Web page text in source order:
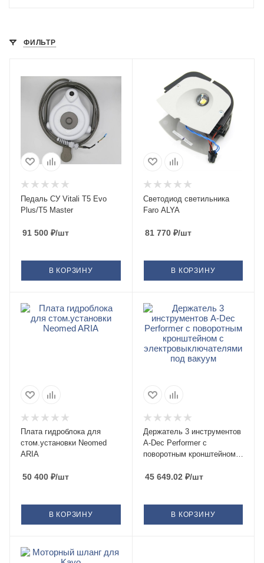
ФИЛЬТР
Педаль СУ Vitali T5 Evo
Plus/T5 Master
91 500 ₽/шт
В КОРЗИНУ
Светодиод светильника
Faro ALYA
81 770₽/шт
В КОРЗИНУ
Плата гидроблока для
стом.установки Neomed
ARIA
50 400 ₽/шт
В КОРЗИНУ
Держатель 3 инструментов
A-Dec Performer с
поворотным кронштейном с
под вакуум
45 649.02 ₽/шт
В КОРЗИНУ